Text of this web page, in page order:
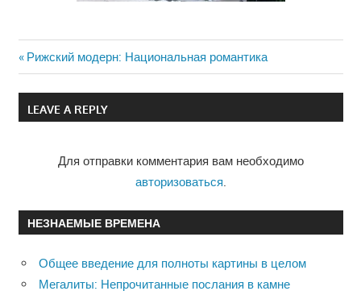
Навигация
по
Previous
Post:
Рижский модерн: Национальная романтика
LEAVE A REPLY
Для отправки комментария вам необходимо
авторизоваться
НЕЗНАЕМЫЕ ВРЕМЕНА
Общее введение для полноты картины в целом
Мегалиты: Непрочитанные послания в камне